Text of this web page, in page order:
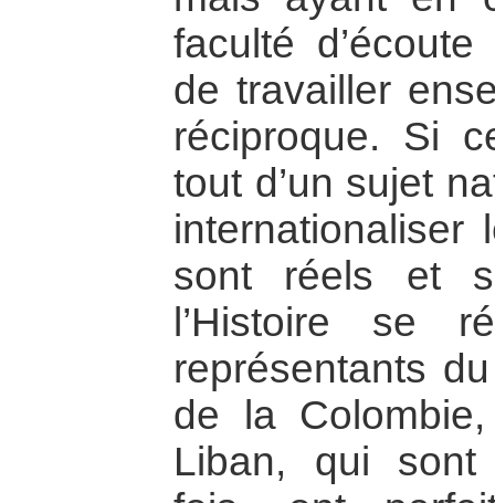
faculté
de travailler
réciproque. Si
tout d’un sujet
internationaliser
sont réels et
l’Histoire se
représentants
de la
Liban, qui sont